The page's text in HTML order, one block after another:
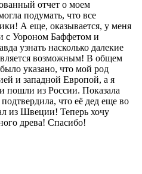
отчет о моем
подумать, что все
А еще, оказывается, у меня
с Уороном Баффетом и
узнать насколько далекие
возможным! В общем
указано, что мой род
и западной Европой, а я
пошли из России. Показала
что её дед еще во
из Швеции! Теперь хочу
древа! Спасибо!